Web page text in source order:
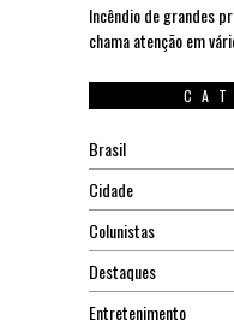
Incêndio de grandes
chama atenção em
Brasil
Cidade
Colunistas
Destaques
Entretenimento